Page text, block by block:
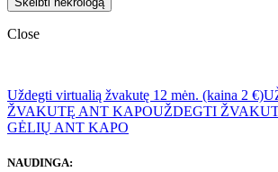
Close
Uždegti virtualią žvakutę 12 mėn. (kaina 2 €)
ŽVAKUTĘ ANT KAPOUŽDEGTI
GĖLIŲ ANT KAPO
NAUDINGA: